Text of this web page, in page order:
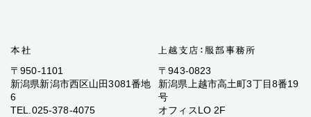
〒950-1101
新潟県新潟市西区山田3081番地
6
TEL.025-378-4075
〒943-0823
新潟県上越市高土町3丁目8番19
号
オフィスLO 2F